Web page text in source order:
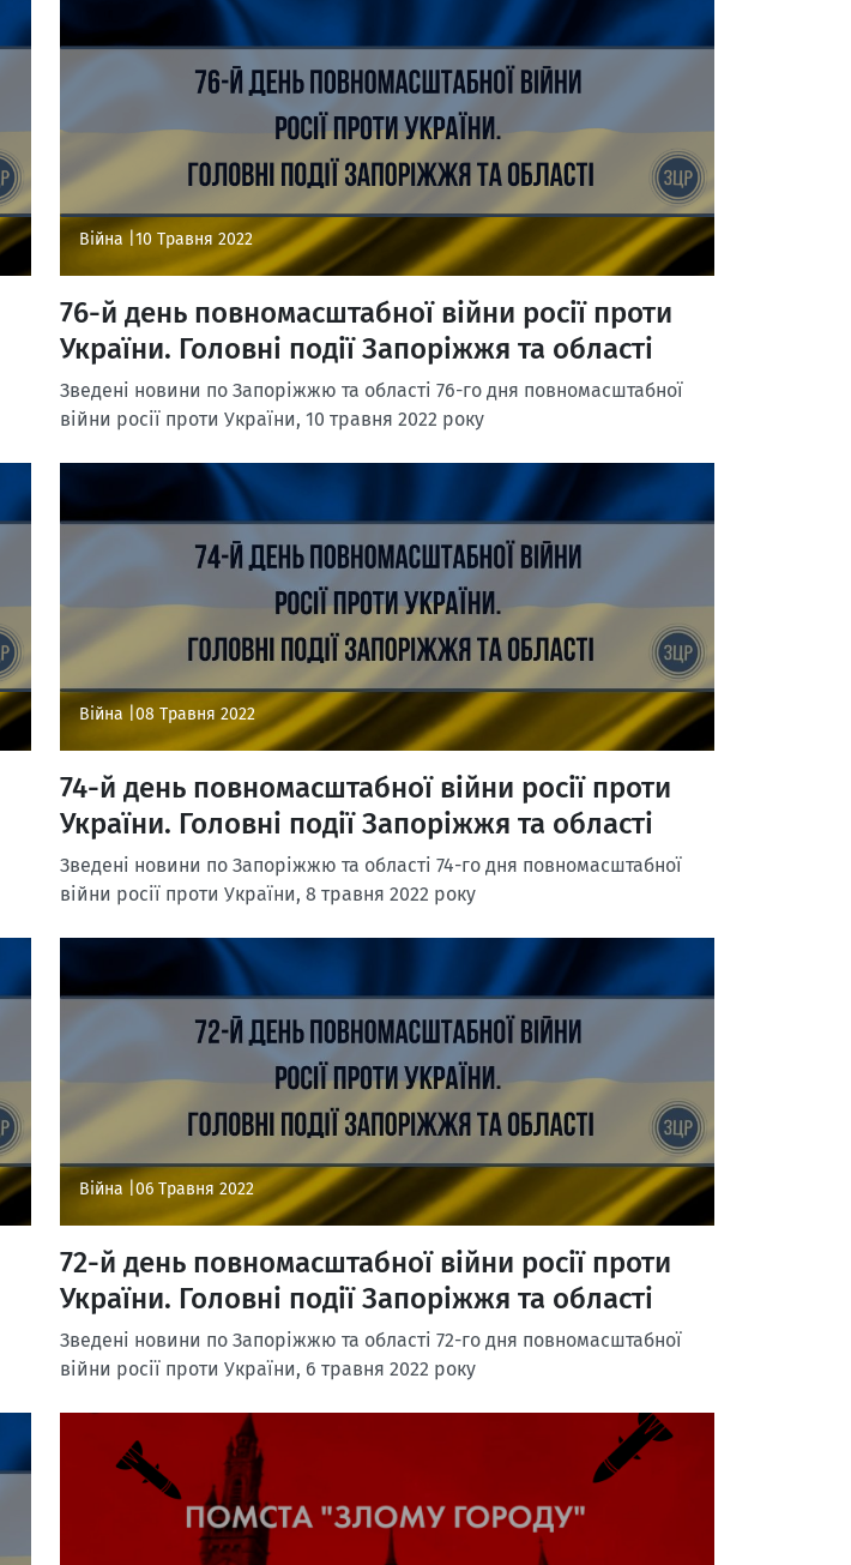
Війна | 10 Травня 2022
76-й день повномасштабної війни росії проти
України. Головні події Запоріжжя та області
Зведені новини по Запоріжжю та області 76-го дня повномасштабної
війни росії проти України, 10 травня 2022 року
Війна | 08 Травня 2022
74-й день повномасштабної війни росії проти
України. Головні події Запоріжжя та області
Зведені новини по Запоріжжю та області 74-го дня повномасштабної
війни росії проти України, 8 травня 2022 року
Війна | 06 Травня 2022
72-й день повномасштабної війни росії проти
України. Головні події Запоріжжя та області
Зведені новини по Запоріжжю та області 72-го дня повномасштабної
війни росії проти України, 6 травня 2022 року